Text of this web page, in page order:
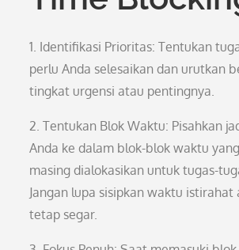
1. Identifikasi Prioritas: Tentukan
perlu Anda selesaikan dan urutkan
tingkat urgensi atau pentingnya.
2. Tentukan Blok Waktu: Pisahkan
Anda ke dalam blok-blok waktu
masing dialokasikan untuk tugas-
Jangan lupa sisipkan waktu istirahat
tetap segar.